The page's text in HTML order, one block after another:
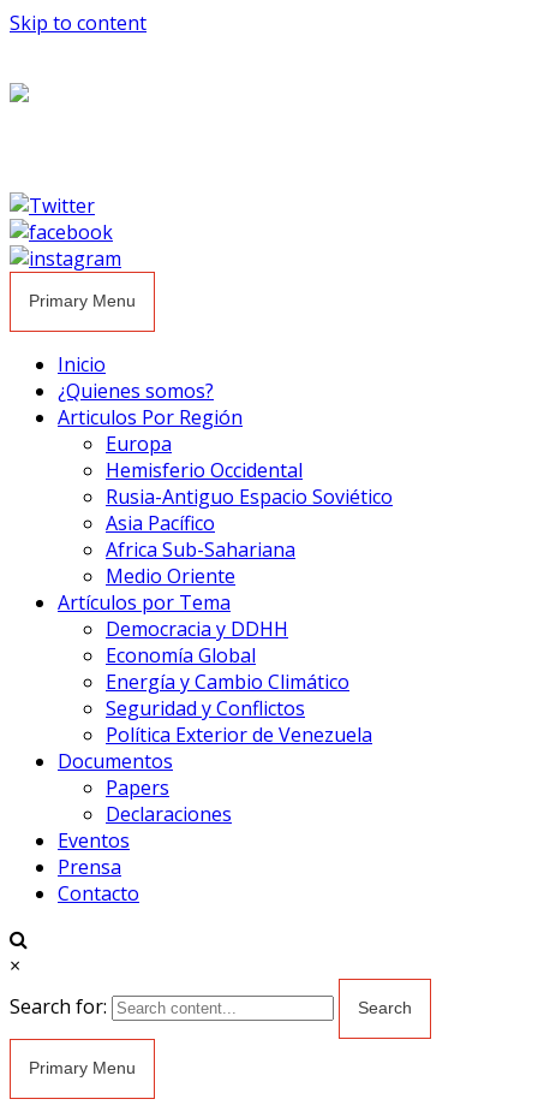
Skip to content
Primary Menu
Inicio
¿Quienes somos?
Articulos Por Región
Europa
Hemisferio Occidental
Rusia-Antiguo Espacio Soviético
Asia Pacífico
Africa Sub-Sahariana
Medio Oriente
Artículos por Tema
Democracia y DDHH
Economía Global
Energía y Cambio Climático
Seguridad y Conflictos
Política Exterior de Venezuela
Documentos
Papers
Declaraciones
Eventos
Prensa
Contacto
×
Search for:
Primary Menu